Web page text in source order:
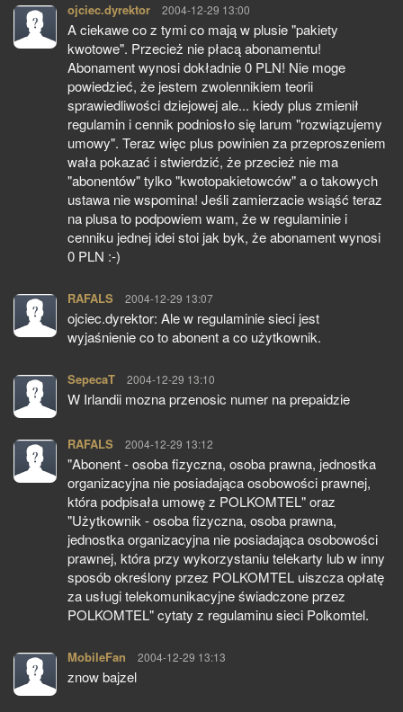
ojciec.dyrektor pisze:
2004-12-29 13:00
A ciekawe co z tymi co mają w plusie "pakiety
kwotowe". Przecież nie płacą abonamentu!
Abonament wynosi dokładnie 0 PLN! Nie moge
powiedzieć, że jestem zwolennikiem teorii
sprawiedliwości dziejowej ale... kiedy plus zmienił
regulamin i cennik podniosło się larum "rozwiązujemy
umowy". Teraz więc plus powinien za przeproszeniem
wała pokazać i stwierdzić, że przecież nie ma
"abonentów" tylko "kwotopakietowców" a o takowych
ustawa nie wspomina! Jeśli zamierzacie wsiąść teraz
na plusa to podpowiem wam, że w regulaminie i
cenniku jednej idei stoi jak byk, że abonament wynosi
0 PLN :-)
RAFALS pisze:
2004-12-29 13:07
ojciec.dyrektor: Ale w regulaminie sieci jest
wyjaśnienie co to abonent a co użytkownik.
SepecaT pisze:
2004-12-29 13:10
W Irlandii mozna przenosic numer na prepaidzie
RAFALS pisze:
2004-12-29 13:12
"Abonent - osoba fizyczna, osoba prawna, jednostka
organizacyjna nie posiadająca osobowości prawnej,
która podpisała umowę z POLKOMTEL" oraz
"Użytkownik - osoba fizyczna, osoba prawna,
jednostka organizacyjna nie posiadająca osobowości
prawnej, która przy wykorzystaniu telekarty lub w inny
sposób określony przez POLKOMTEL uiszcza opłatę
za usługi telekomunikacyjne świadczone przez
POLKOMTEL" cytaty z regulaminu sieci Polkomtel.
MobileFan pisze:
2004-12-29 13:13
znow bajzel